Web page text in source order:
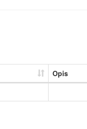
Opis